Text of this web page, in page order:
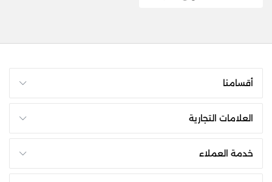
أقسامنا
العلامات التجارية
خدمة العملاء